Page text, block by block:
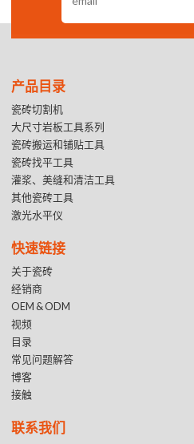
产品目录
瓷砖切割机
大尺寸岩板工具系列
瓷砖搬运和铺贴工具
瓷砖找平工具
灌浆、美缝和清洁工具
其他瓷砖工具
激光水平仪
快速链接
关于瓷砖
经销商
OEM & ODM
视频
目录
常见问题解答
博客
接触
联系我们